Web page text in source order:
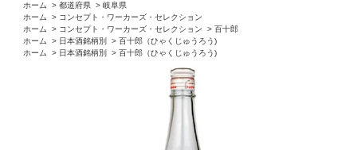
ホーム
> 都道府県 > 岐阜県
ホーム
> コンセプト・ワーカーズ・セレクション
ホーム
> コンセプト・ワーカーズ・セレクション > 百十郎
ホーム
> 日本酒銘柄別 > 百十郎（ひゃくじゅうろう)
ホーム
> 日本酒銘柄別 > 百十郎（ひゃくじゅうろう)